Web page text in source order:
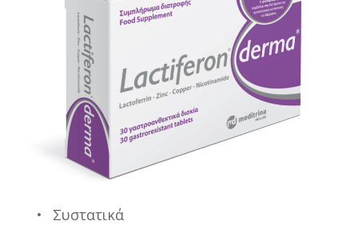
Συστατικά